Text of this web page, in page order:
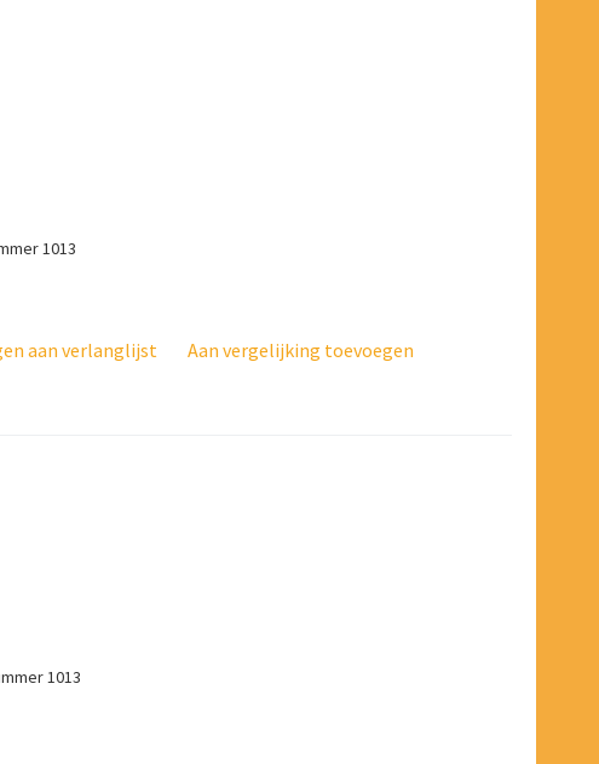
1013
aan verlanglijst Aan vergelijking toevoegen
1013